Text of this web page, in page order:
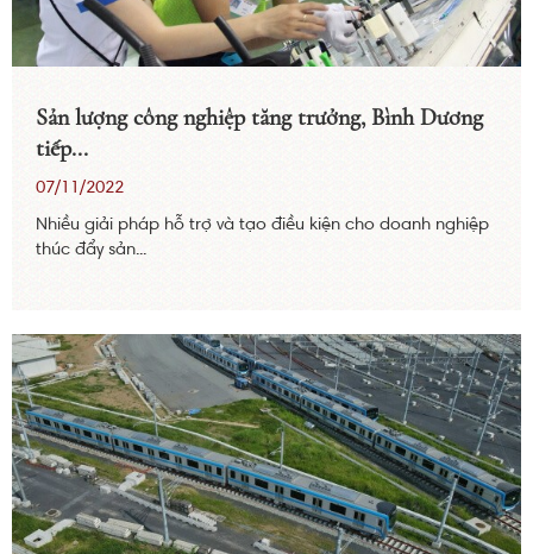
Sản lượng công nghiệp tăng trưởng, Bình Dương
tiếp...
07/11/2022
Nhiều giải pháp hỗ trợ và tạo điều kiện cho doanh nghiệp
thúc đẩy sản...